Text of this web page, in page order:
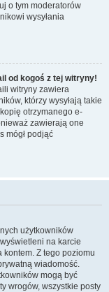
o tym moderatorów
wysyłania
od kogoś z tej witryny!
witryny zawiera
którzy wysyłają takie
otrzymanego e-
zawierają one
mógł podjąć
użytkowników
na karcie
Z tego poziomu
wiadomość.
mogą być
wrogów, wszystkie posty